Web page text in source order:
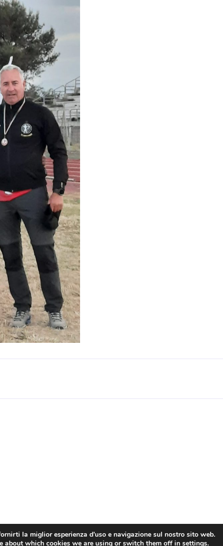
la miglior esperienza d'uso e navigazione sul nostro sito web.
about which cookies we are using or switch them off in settings.